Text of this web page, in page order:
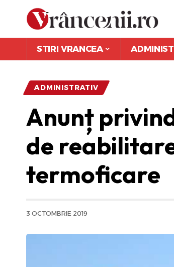
STIRI VRANCEA
ADMINISTRATIV
Anunț
de
termoficare
3 OCTOMBRIE 2019